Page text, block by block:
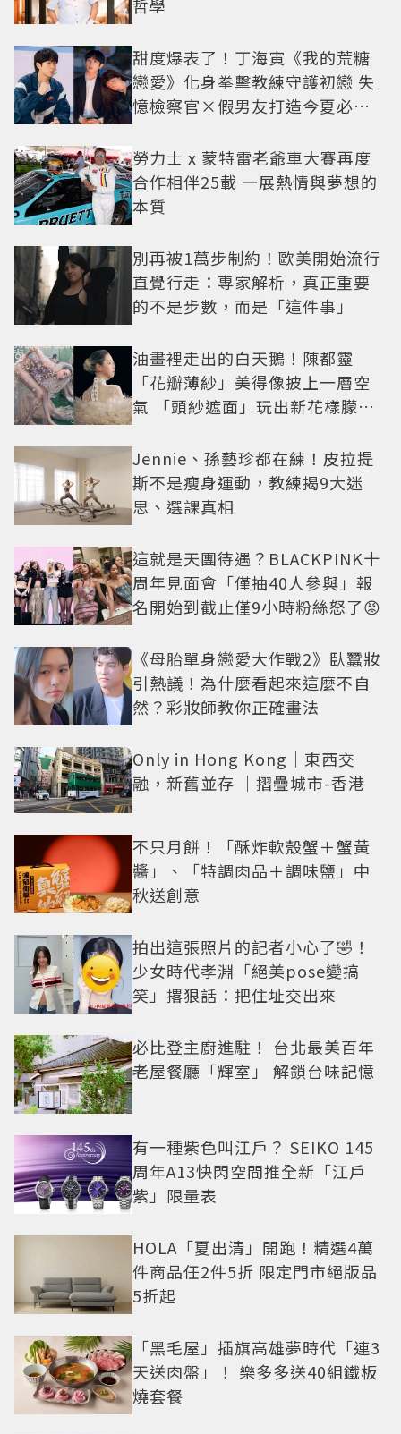
哲學
甜度爆表了！丁海寅《我的荒糖
戀愛》化身拳擊教練守護初戀 失
憶檢察官×假男友打造今夏必看
勞力士 x 蒙特雷老爺車大賽再度
合作相伴25載 一展熱情與夢想的
本質
別再被1萬步制約！歐美開始流行
直覺行走：專家解析，真正重要
的不是步數，而是「這件事」
油畫裡走出的白天鵝！陳都靈
「花瓣薄紗」美得像披上一層空
氣 「頭紗遮面」玩出新花樣朦朧
Jennie、孫藝珍都在練！皮拉提
斯不是瘦身運動，教練揭9大迷
思、選課真相
這就是天團待遇？BLACKPINK十
周年見面會「僅抽40人參與」報
名開始到截止僅9小時粉絲怒了😡
《母胎單身戀愛大作戰2》臥蠶妝
引熱議！為什麼看起來這麼不自
然？彩妝師教你正確畫法
Only in Hong Kong｜東西交
融，新舊並存 ｜摺疊城市-香港
不只月餅！「酥炸軟殼蟹＋蟹黃
醬」、「特調肉品＋調味鹽」中
秋送創意
拍出這張照片的記者小心了🤣！
少女時代孝淵「絕美pose變搞
笑」撂狠話：把住址交出來
必比登主廚進駐！ 台北最美百年
老屋餐廳「輝室」 解鎖台味記憶
有一種紫色叫江戶？ SEIKO 145
周年A13快閃空間推全新「江戶
紫」限量表
HOLA「夏出清」開跑！精選4萬
件商品任2件5折 限定門市絕版品
5折起
「黑毛屋」插旗高雄夢時代「連3
天送肉盤」！ 樂多多送40組鐵板
燒套餐